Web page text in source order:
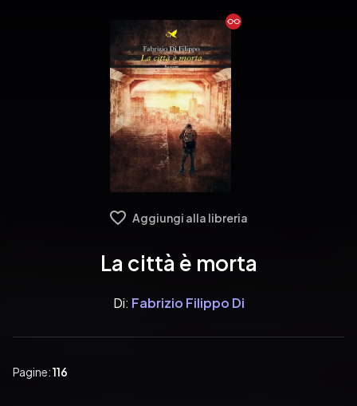
Aggiungi alla libreria
La città è morta
Di: Fabrizio Filippo Di
Pagine:116